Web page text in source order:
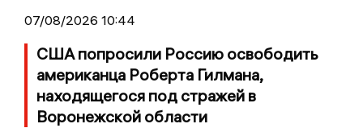
07/08/2026 10:44
США попросили Россию освободить
американца Роберта Гилмана,
находящегося под стражей в
Воронежской области